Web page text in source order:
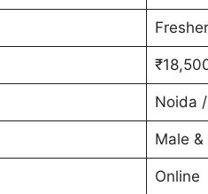
Noida
Male &
Online